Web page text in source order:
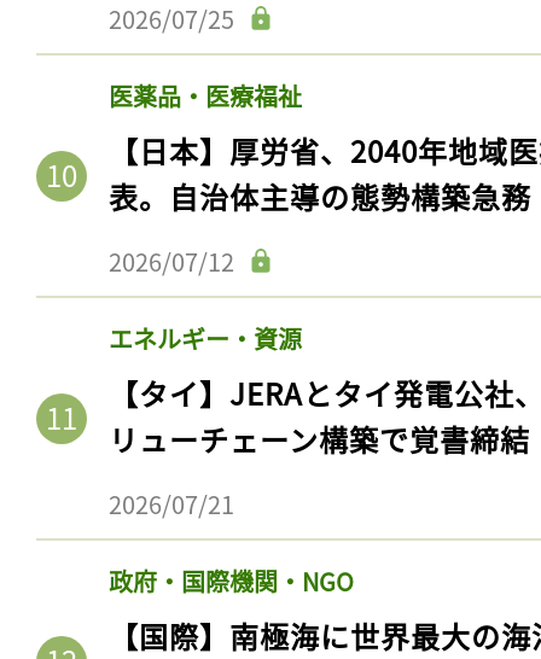
2026/07/25
医薬品・医療福祉
【日本】厚労省、2040年地域
表。自治体主導の態勢構築急務
2026/07/12
エネルギー・資源
【タイ】JERAとタイ発電公社
リューチェーン構築で覚書締結
2026/07/21
政府・国際機関・NGO
【国際】南極海に世界最大の